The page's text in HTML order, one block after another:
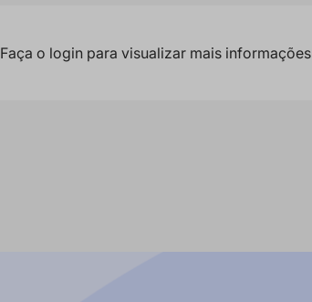
Faça o login para visualizar mais informações